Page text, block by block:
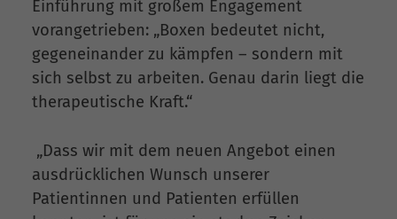
Einführung mit großem Engagement
vorangetrieben: „Boxen bedeutet nicht,
gegeneinander zu kämpfen – sondern mit
sich selbst zu arbeiten. Genau darin liegt die
therapeutische Kraft.“
„Dass wir mit dem neuen Angebot einen
ausdrücklichen Wunsch unserer
Patientinnen und Patienten erfüllen